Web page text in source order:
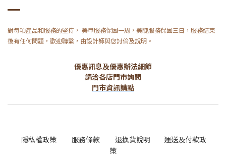
對每項產品和服務的堅持， 美甲服務保固一周，美睫服務保固三日，服務結束
後有任何問題，歡迎聯繫，由設計師與您討倫及說明。
優惠訊息及優惠辦法細節
請洽各店門市詢問
門市資訊請點
隱私權政策 服務條款 退換貨說明
運送及付款政
策